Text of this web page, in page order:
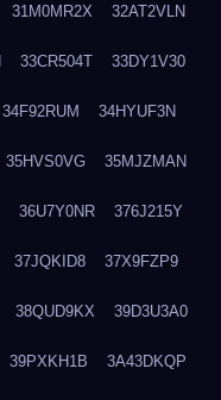
31M0MR2X 32AT2VLN
33CR504T 33DY1V30
34F92RUM 34HYUF3N
35HVS0VG 35MJZMAN
36U7Y0NR 376J215Y
37JQKID8 37X9FZP9
38QUD9KX 39D3U3A0
39PXKH1B 3A43DKQP